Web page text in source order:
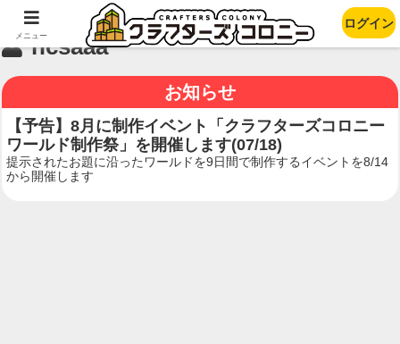
hcsaaa
お知らせ
【予告】8月に制作イベント「クラフターズコロニー
ワールド制作祭」を開催します(07/18)
提示されたお題に沿ったワールドを9日間で制作するイベントを8/14
から開催します
メニュー
ログイン